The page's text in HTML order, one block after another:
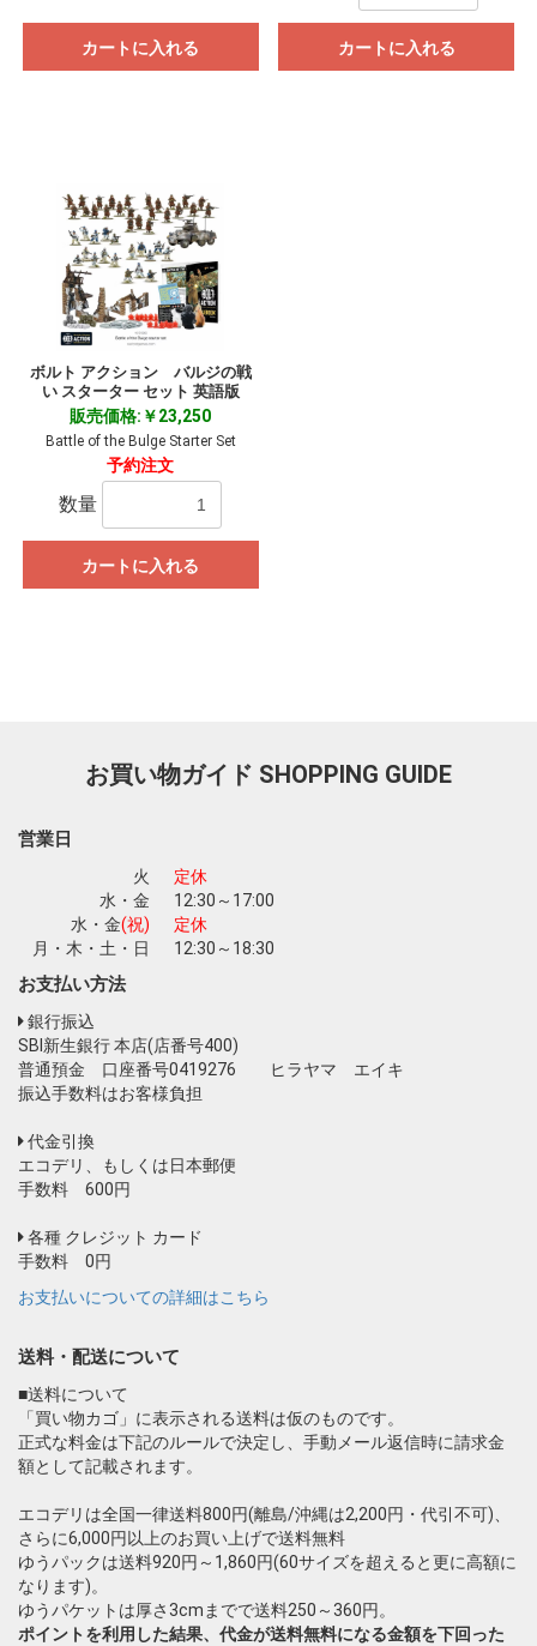
カートに入れる カートに入れる
ボルト アクション バルジの戦
い スターター セット 英語版
販売価格:￥23,250
Battle of the Bulge Starter Set
予約注文
数量
カートに入れる
お買い物ガイド SHOPPING GUIDE
営業日
火
定休
水・金
12:30～17:00
水・金(祝)
定休
月・木・土・日
12:30～18:30
お支払い方法
銀行振込
SBI新生銀行 本店(店番号400)
普通預金 口座番号0419276 ヒラヤマ エイキ
振込手数料はお客様負担
代金引換
エコデリ、もしくは日本郵便
手数料 600円
各種 クレジット カード
手数料 0円
お支払いについての詳細はこちら
送料・配送について
■送料について
「買い物カゴ」に表示される送料は仮のものです。
正式な料金は下記のルールで決定し、手動メール返信時に請求金
額として記載されます。
エコデリは全国一律送料800円(離島/沖縄は2,200円・代引不可)、
さらに6,000円以上のお買い上げで送料無料
ゆうパックは送料920円～1,860円(60サイズを超えると更に高額に
なります)。
ゆうパケットは厚さ3cmまでで送料250～360円。
ポイントを利用した結果、代金が送料無料になる金額を下回った